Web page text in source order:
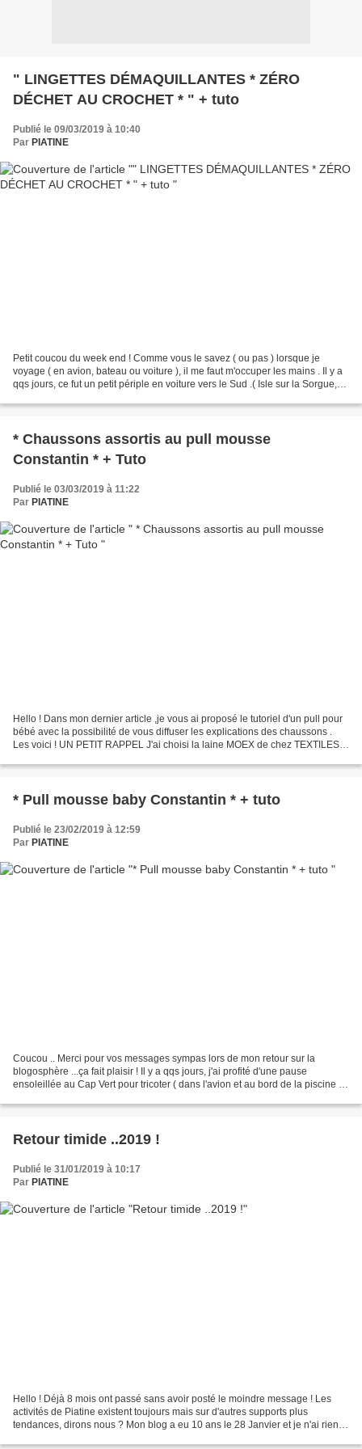
" LINGETTES DÉMAQUILLANTES * ZÉRO
DÉCHET AU CROCHET * " + tuto
Publié le 09/03/2019 à 10:40
Par PIATINE
Petit coucou du week end ! Comme vous le savez ( ou pas ) lorsque je
voyage ( en avion, bateau ou voiture ), il me faut m'occuper les mains . Il y a
qqs jours, ce fut un petit périple en voiture vers le Sud .( Isle sur la Sorgue,
* Chaussons assortis au pull mousse
Constantin * + Tuto
Publié le 03/03/2019 à 11:22
Par PIATINE
Hello ! Dans mon dernier article ,je vous ai proposé le tutoriel d'un pull pour
bébé avec la possibilité de vous diffuser les explications des chaussons .
Les voici ! UN PETIT RAPPEL J'ai choisi la laine MOEX de chez TEXTILES
* Pull mousse baby Constantin * + tuto
Publié le 23/02/2019 à 12:59
Par PIATINE
Coucou .. Merci pour vos messages sympas lors de mon retour sur la
blogosphère ...ça fait plaisir ! Il y a qqs jours, j'ai profité d'une pause
ensoleillée au Cap Vert pour tricoter ( dans l'avion et au bord de la piscine ) ..
Retour timide ..2019 !
Publié le 31/01/2019 à 10:17
Par PIATINE
Hello ! Déjà 8 mois ont passé sans avoir posté le moindre message ! Les
activités de Piatine existent toujours mais sur d'autres supports plus
tendances, dirons nous ? Mon blog a eu 10 ans le 28 Janvier et je n'ai rien